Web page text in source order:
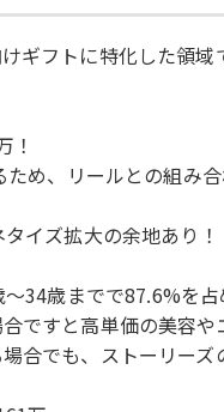
ギフトに特化した領域
！
め、リールとの組み
イズ拡大の余地あり！
34歳までで87.6%を占
ですと高単価の美容や
合でも、ストーリー